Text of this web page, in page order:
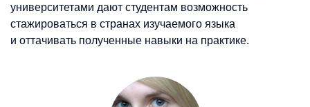
университетами дают студентам возможность
стажироваться в странах изучаемого языка
и оттачивать полученные навыки на практике.